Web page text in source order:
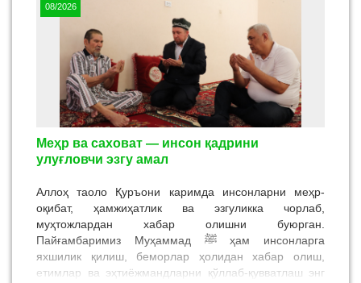
08/2026
Меҳр ва саховат — инсон қадрини
улуғловчи эзгу амал
Аллоҳ таоло Қуръони каримда инсонларни меҳр-
оқибат, ҳамжиҳатлик ва эзгуликка чорлаб,
муҳтожлардан хабар олишни буюрган.
Пайғамбаримиз Муҳаммад ﷺҳам инсонларга
яхшилик қилиш, беморлар ҳолидан хабар олиш,
етимлар ва эҳтиёжмандларни қўллаб-қувватлаш энг